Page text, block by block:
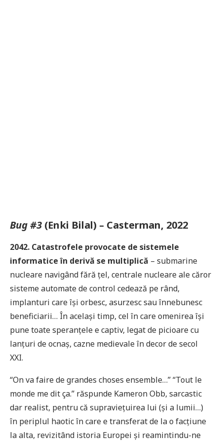
Bug #3 (Enki Bilal) – Casterman, 2022
2042. Catastrofele provocate de sistemele
informatice în derivă se multiplică – submarine
nucleare navigând fără țel, centrale nucleare ale căror
sisteme automate de control cedează pe rând,
implanturi care își orbesc, asurzesc sau înnebunesc
beneficiarii… În același timp, cel în care omenirea își
pune toate speranțele e captiv, legat de picioare cu
lanțuri de ocnaș, cazne medievale în decor de secol
XXI.
“On va faire de grandes choses ensemble…” “Tout le
monde me dit ça.” răspunde Kameron Obb, sarcastic
dar realist, pentru că supraviețuirea lui (și a lumii…)
în periplul haotic în care e transferat de la o facțiune
la alta, revizitând istoria Europei și reamintindu-ne